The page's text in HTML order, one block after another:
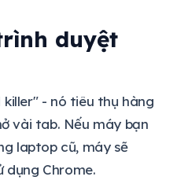
duyệt
killer" - nó tiêu thụ hàng
vài tab. Nếu máy bạn
laptop cũ, máy sẽ
dụng Chrome.